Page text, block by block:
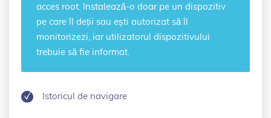
acces root. Instalează-o doar pe un dispozitiv
pe care îl deții sau ești autorizat să îl
monitorizezi, iar utilizatorul dispozitivului
trebuie să fie informat.
Istoricul de navigare